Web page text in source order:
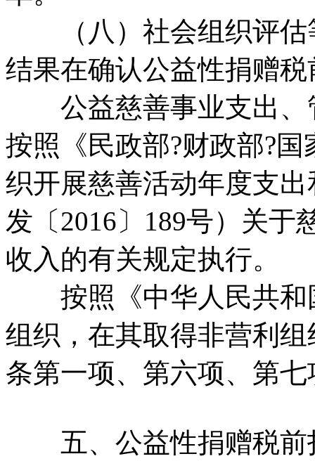
（八）社会组织评估
结果在确认公益性捐赠
公益慈善事业支出、
按照《民政部?财政部?
织开展慈善活动年度支
发〔2016〕189号）关于
收入的有关规定执行。
按照《中华人民共和
组织，在其取得非营利
条第一项、第六项、第
五、公益性捐赠税前